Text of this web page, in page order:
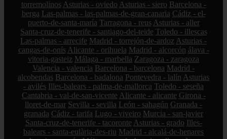
torremolinos Asturias - oviedo Asturias - siero Barcelona -
berga Las-palmas - las-palmas-de-gran-canaria Cádiz - el-
puerto-de-santa-maría Tarragona - reus Asturias - aller
Santa-cruz-de-tenerife - santiago-del-teide Toledo - illescas
Las-palmas - arrecife Madrid - torrejón-de-ardoz Asturias -
cangas-de-onís Alicante - orihuela Madrid - alcorcón álava -
vitoria-gasteiz Málaga - marbella Zaragoza - zaragoza
Valencia - valencia Barcelona - barcelona Madrid -
alcobendas Barcelona - badalona Pontevedra - lalín Asturias
- avilés Illes-balears - palma-de-mallorca Toledo - seseña
Cantabria - val-de-san-vicente Alicante - alicante Girona -
lloret-de-mar Sevilla - sevilla León - sahagún Granada -
granada Cádiz - tarifa Lugo - viveiro Murcia - san-javier
Santa-cruz-de-tenerife - tacoronte Asturias - grado Illes-
balears - santa-eulària-des-riu Madrid - alcalá-de-henares